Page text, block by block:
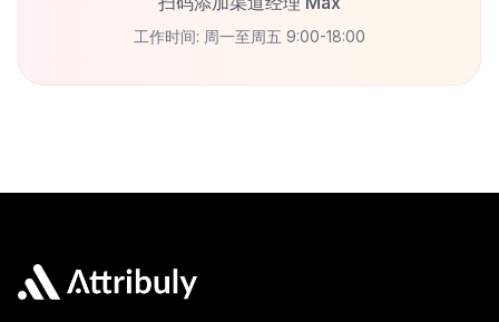
工作时间: 周一至周五 9:00-18:00